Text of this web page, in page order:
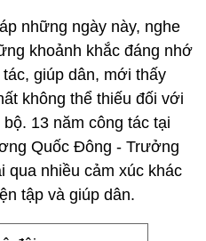
những ngày này, nghe
khoảnh khắc đáng nhớ
giúp dân, mới thấy
không thể thiếu đối với
13 năm công tác tại
Quốc Đông - Trưởng
qua nhiều cảm xúc khác
tập và giúp dân.